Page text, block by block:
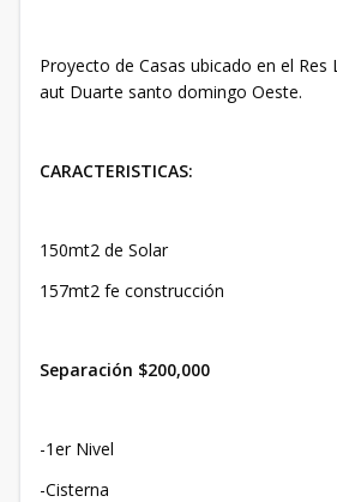
Proyecto de Casas ubicado en el Res
aut Duarte santo domingo Oeste.
CARACTERISTICAS:
150mt2 de Solar
157mt2 fe construcción
Separación $200,000
-1er Nivel
-Cisterna